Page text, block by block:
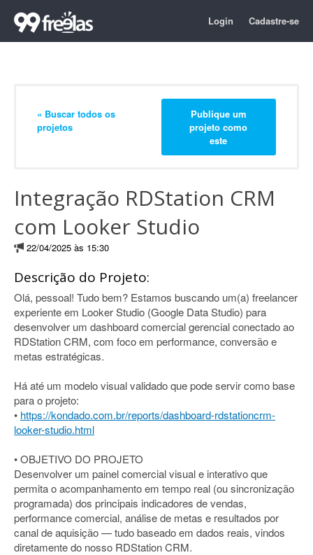
Login Cadastre-se
« Buscar todos os
projetos
Publique um
projeto como
este
Integração RDStation CRM
com Looker Studio
22/04/2025 às 15:30
Descrição do Projeto:
Olá, pessoal! Tudo bem? Estamos buscando um(a) freelancer
experiente em Looker Studio (Google Data Studio) para
desenvolver um dashboard comercial gerencial conectado ao
RDStation CRM, com foco em performance, conversão e
metas estratégicas.
Há até um modelo visual validado que pode servir como base
para o projeto:
• https://kondado.com.br/reports/dashboard-rdstationcrm-
looker-studio.html
• OBJETIVO DO PROJETO
Desenvolver um painel comercial visual e interativo que
permita o acompanhamento em tempo real (ou sincronização
programada) dos principais indicadores de vendas,
performance comercial, análise de metas e resultados por
canal de aquisição — tudo baseado em dados reais, vindos
diretamente do nosso RDStation CRM.